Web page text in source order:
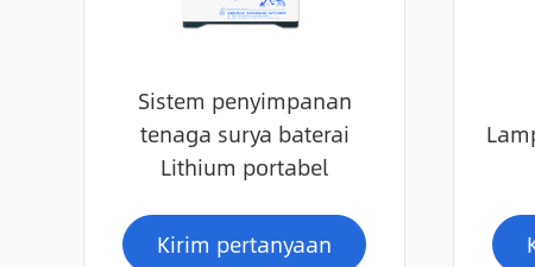
Sistem penyimpanan
tenaga surya baterai
Lithium portabel
Kirim pertanyaan